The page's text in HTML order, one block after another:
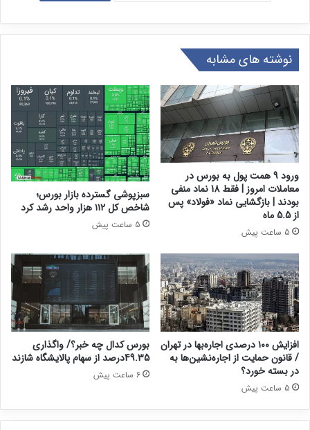
نوشته های مشابه
ورود 9 همت پول به بورس در
معاملات امروز | فقط 18 نماد منفی
بودند | بازگشایی نماد «فولاد» پس
از 5.5 ماه
5 ساعت پیش
سبزپوشی گسترده بازار بورس؛
شاخص کل ۱۱۲ هزار واحد رشد کرد
5 ساعت پیش
افزایش ۱۰۰ درصدی اجاره‌بها در تهران
/ قانون حمایت از اجاره‌نشین‌ها به
در بسته خورد؟
5 ساعت پیش
بورس کدال چه خبر؟/ واگذاری
49.35درصد از سهام پالایشگاه شازند
6 ساعت پیش